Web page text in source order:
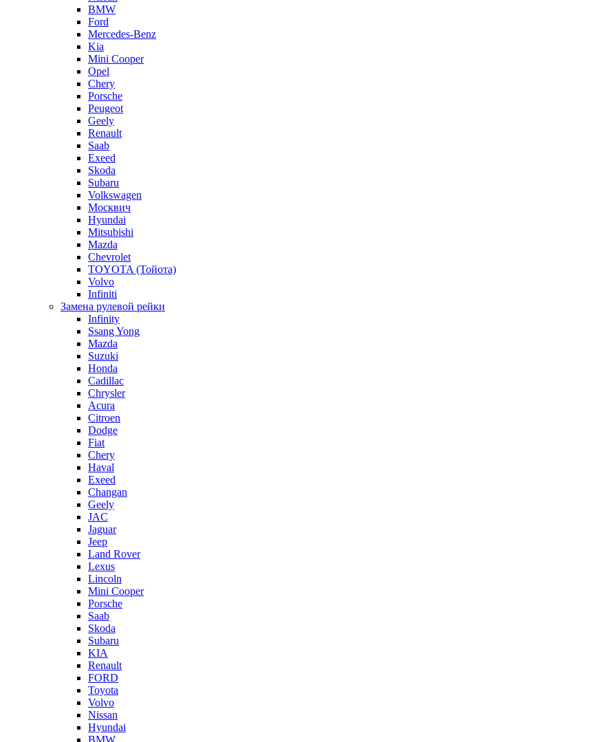
BMW
Ford
Mercedes-Benz
Kia
Mini Cooper
Opel
Chery
Porsche
Peugeot
Geely
Renault
Saab
Exeed
Skoda
Subaru
Volkswagen
Москвич
Hyundai
Mitsubishi
Mazda
Chevrolet
TOYOTA (Тойота)
Volvo
Infiniti
Замена рулевой рейки
Infinity
Ssang Yong
Mazda
Suzuki
Honda
Cadillac
Chrysler
Acura
Citroen
Dodge
Fiat
Chery
Haval
Exeed
Changan
Geely
JAC
Jaguar
Jeep
Land Rover
Lexus
Lincoln
Mini Cooper
Porsche
Saab
Skoda
Subaru
KIA
Renault
FORD
Toyota
Volvo
Nissan
Hyundai
BMW